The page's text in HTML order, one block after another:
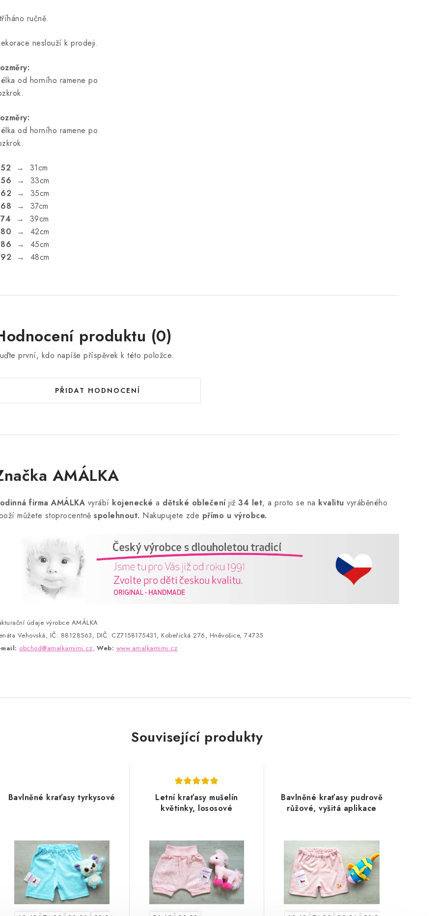
ručně.
neslouží k prodeji.
od horního ramene po
od horního ramene po
→ 31cm
→ 33cm
→ 35cm
→ 37cm
→ 39cm
→ 42cm
→ 45cm
→ 48cm
produktu (0)
první, kdo napíše příspěvek k této položce.
PŘIDAT HODNOCENÍ
AMÁLKA
firma AMÁLKA vyrábí kojenecké a dětské oblečeníjiž 34 let, a proto se na kvalitu vyráběného
můžete stoprocentně spolehnout. Nakupujete zde přímo u výrobce.
údaje výrobce AMÁLKA
Vehovská, IČ: 88128563, DIČ: CZ7158175431, Kobeřická 276, Hněvošice, 74735
obchod@amalkamimi.cz, Web: www.amalkamimi.cz
Související produkty
Bavlněné kraťasy tyrkysové
Letní kraťasy mušelín
květinky, lososové
Bavlněné kraťasy pudrově
růžové, vyšitá aplikace